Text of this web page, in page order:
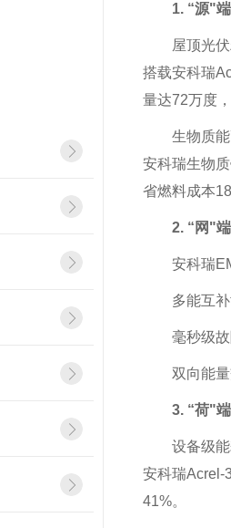
1. “源"
屋顶光
搭载安科瑞
量达72万度
生物质
安科瑞生物
省燃料成本
2. “网"
安科瑞
多能互
毫秒级
双向能
3. “荷"
设备级
安科瑞Acrel-
41%。